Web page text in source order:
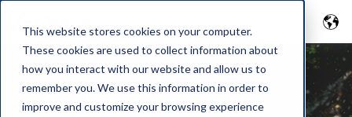
This website stores cookies on your computer.
These cookies are used to collect information about
how you interact with our website and allow us to
remember you. We use this information in order to
improve and customize your browsing experience